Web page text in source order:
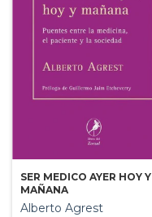
SER MEDICO AYER HOY Y
MAÑANA
Alberto Agrest